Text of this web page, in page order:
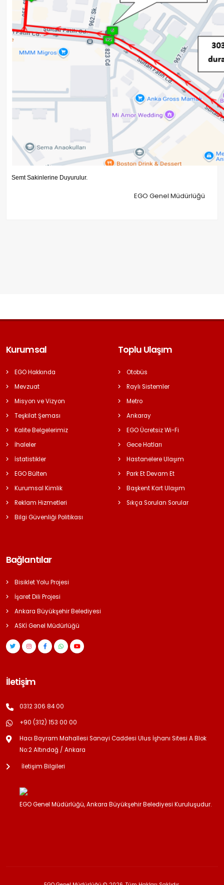
Semt Sakinlerine Duyurulur.
EGO Genel Müdürlüğü
Kurumsal
EGO Hakkında
Mevzuat
Misyon ve Vizyon
Teşkilat Şeması
Kalite Belgelerimiz
İhaleler
İstatistikler
EGO Bülten
Kurumsal Kimlik
Reklam Hizmetleri
Bilgi Güvenliği Politikası
Toplu Ulaşım
Otobüs
Raylı Sistemler
Metro
Ankaray
EGO Ücretsiz Wi-Fi
Gece Hatları
Hastanelere Ulaşım
Park Et Devam Et
Başkent Kart Ulaşım
Sıkça Sorulan Sorular
Bağlantılar
Bisiklet Yolu Projesi
İşaret Dili Projesi
Ankara Büyükşehir Belediyesi
ASKİ Genel Müdürlüğü
İletişim
0312 306 84 00
+90 (312) 153 00 00
Hacı Bayram Mahallesi Sanayi Caddesi Ulus İşhanı Sitesi A Blok
No:2 Altındağ / Ankara
İletişim Bilgileri
EGO Genel Müdürlüğü, Ankara Büyükşehir Belediyesi Kuruluşudur.